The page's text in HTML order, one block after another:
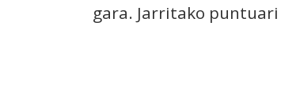
gara. Jarritako